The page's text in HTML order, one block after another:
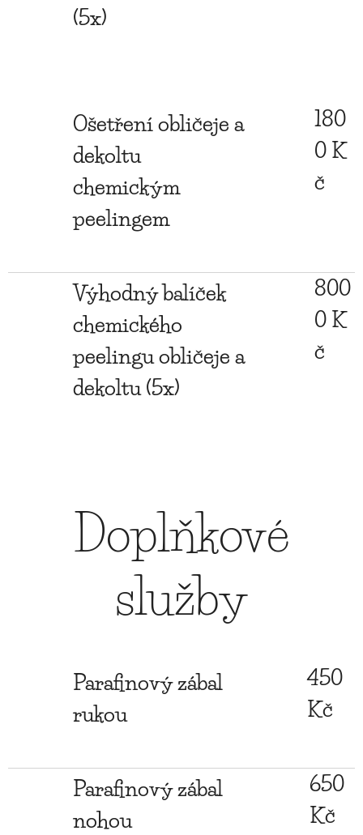
(5x)
Ošetření obličeje a
dekoltu
chemickým
peelingem
180
0 K
č
Výhodný balíček
chemického
peelingu obličeje a
dekoltu (5x)
800
0 K
č
Doplňkové
služby
Parafinový zábal
rukou
450
Kč
Parafinový zábal
nohou
650
Kč